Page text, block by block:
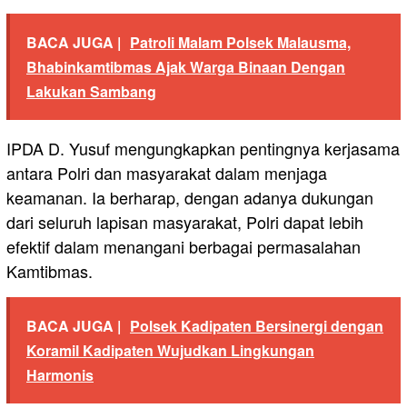
BACA JUGA | Patroli Malam Polsek Malausma,
Bhabinkamtibmas Ajak Warga Binaan Dengan
Lakukan Sambang
IPDA D. Yusuf mengungkapkan pentingnya kerjasama
antara Polri dan masyarakat dalam menjaga
keamanan. Ia berharap, dengan adanya dukungan
dari seluruh lapisan masyarakat, Polri dapat lebih
efektif dalam menangani berbagai permasalahan
Kamtibmas.
BACA JUGA | Polsek Kadipaten Bersinergi dengan
Koramil Kadipaten Wujudkan Lingkungan
Harmonis